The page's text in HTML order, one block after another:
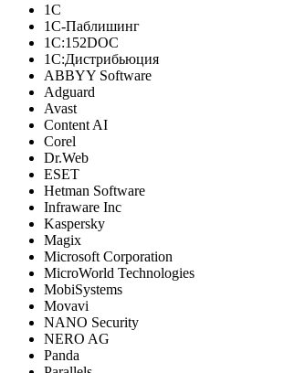
1С
1С-Паблишинг
1С:152DOC
1С:Дистрибьюция
ABBYY Software
Adguard
Avast
Content AI
Corel
Dr.Web
ESET
Hetman Software
Infraware Inc
Kaspersky
Magix
Microsoft Corporation
MicroWorld Technologies
MobiSystems
Movavi
NANO Security
NERO AG
Panda